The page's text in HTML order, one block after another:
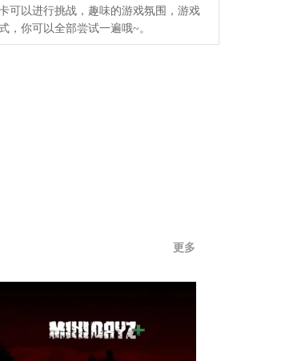
可以进行挑战，趣味的游戏氛围，游戏
，你可以全部尝试一遍哦~。
更多